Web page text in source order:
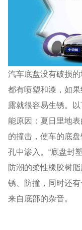
汽车底盘没有破损
都有喷塑和漆，如
露就很容易生锈。
能原因：夏日里地
的撞击，使车的底
孔中渗入。“底盘封
防潮的柔性橡胶树
锈、防撞，同时还
来自底部的杂音。